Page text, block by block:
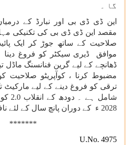
گا ۔
این ڈی ڈی بی اور نبارڈ کے
مقصد این ڈی ڈی بی کی تکنیکی
صلاحیت کے ساتھ جوڑ کر ایک
موافق ڈیری سیکٹر کو فروغ
ڈھانچے کے لیے گرین فنانسنگ ماڈل
مضبوط کرنا ، کوآپریٹو صلاحیت
ترقی کو فروغ دینے کے لیے مارکیٹ
2028 ء کے دوران پانچ سال کے لئے نافذ کیا جائے گا۔
******
*
U.No. 4975